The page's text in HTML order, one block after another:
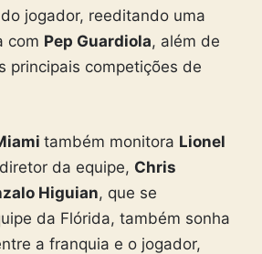
jogador, reeditando uma
com Pep Guardiola, além de
principais competições de
também monitora Lionel
da equipe, Chris
Higuian, que se
da Flórida, também sonha
a franquia e o jogador,